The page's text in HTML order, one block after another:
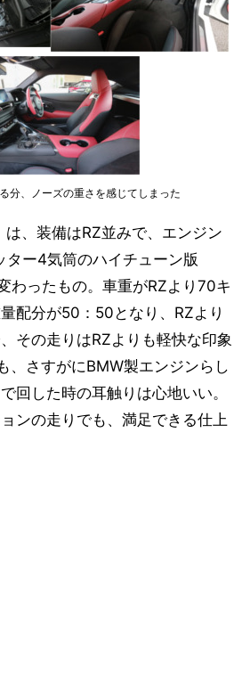
分、ノーズの重さを感じてしまった
、装備はRZ並みで、エンジン
ー4気筒のハイチューン版
わったもの。車重がRZより70キ
配分が50：50となり、RZより
その走りはRZよりも軽快な印象
、さすがにBMW製エンジンらし
回した時の耳触りは心地いい。
ンの走りでも、満足できる仕上